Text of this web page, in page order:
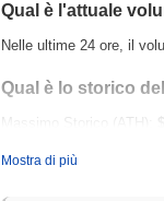
Qual è l'attuale
Nelle ultime 24 ore, il
Qual è lo storico
Massimo Storico (ATH):
Mostra di più